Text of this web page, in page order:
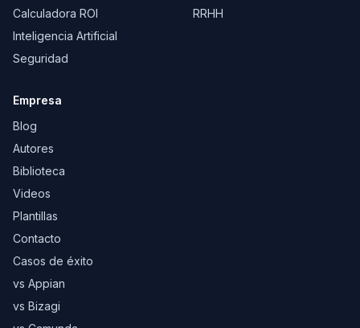
Calculadora ROI
Inteligencia Artificial
Seguridad
RRHH
Empresa
Blog
Autores
Biblioteca
Videos
Plantillas
Contacto
Casos de éxito
vs Appian
vs Bizagi